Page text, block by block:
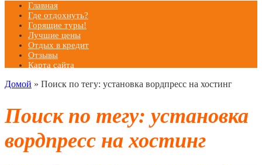
Главная
Где отдохнуть?
Горящие туры!
Лучшие цены
Отдых в кредит
Отзывы
Карта сайта
Домой » Поиск по тегу: установка вордпресс на хостинг
Поиск по тегу: установка
вордпресс на хостинг